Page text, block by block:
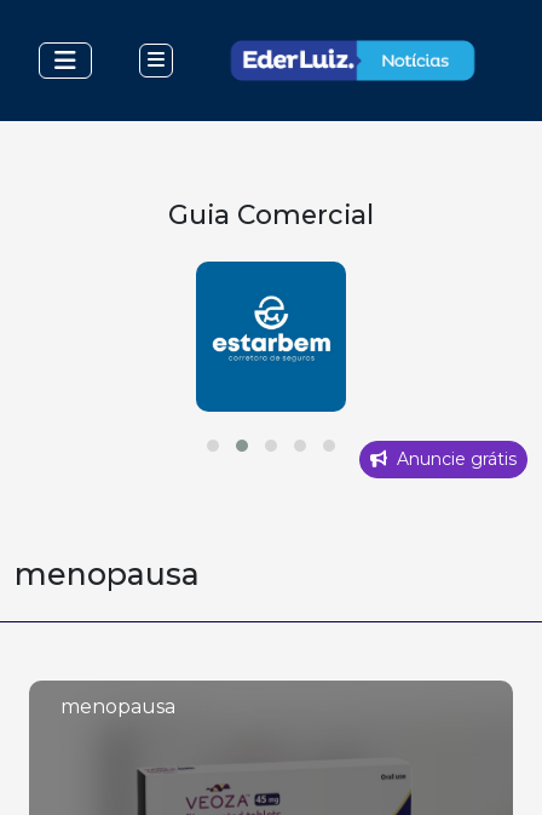
Guia Comercial
Anuncie grátis
menopausa
menopausa